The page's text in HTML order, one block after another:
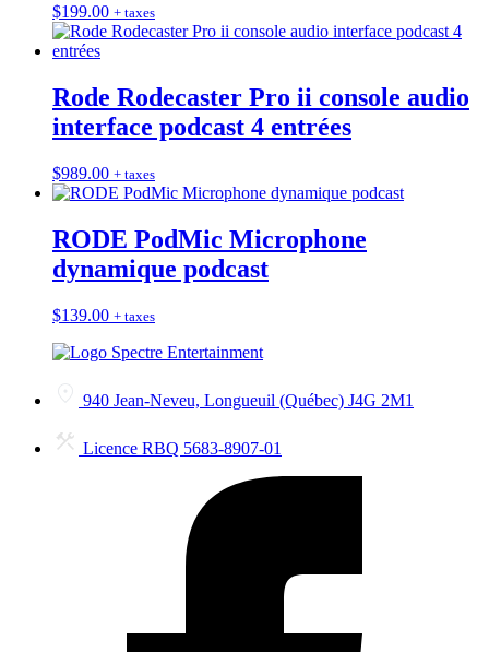
$199.00 + taxes
Rode Rodecaster Pro ii console audio
interface podcast 4 entrées
$989.00 + taxes
RODE PodMic Microphone
dynamique podcast
$139.00 + taxes
940 Jean-Neveu, Longueuil (Québec) J4G 2M1
Licence RBQ 5683-8907-01